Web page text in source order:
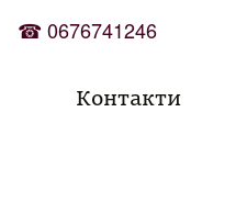
☎0676741246
Контакти